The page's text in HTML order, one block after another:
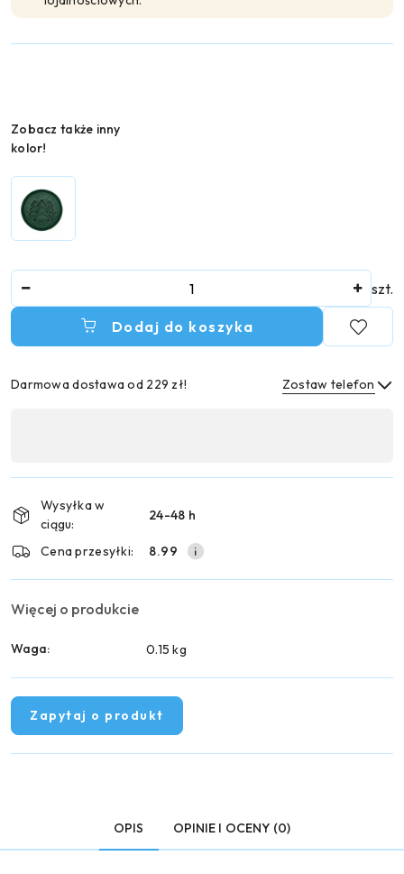
Wariant
Zobacz także inny
kolor!
szt.
Dodaj do koszyka
Darmowa dostawa od 229 zł! Zostaw telefon
płatność
dostawa
Wysyłka w
ciągu:
24-48 h
Cena przesyłki: 8.99
Więcej o produkcie
Waga: 0.15 kg
Zapytaj o produkt
OPIS OPINIE I OCENY (0)